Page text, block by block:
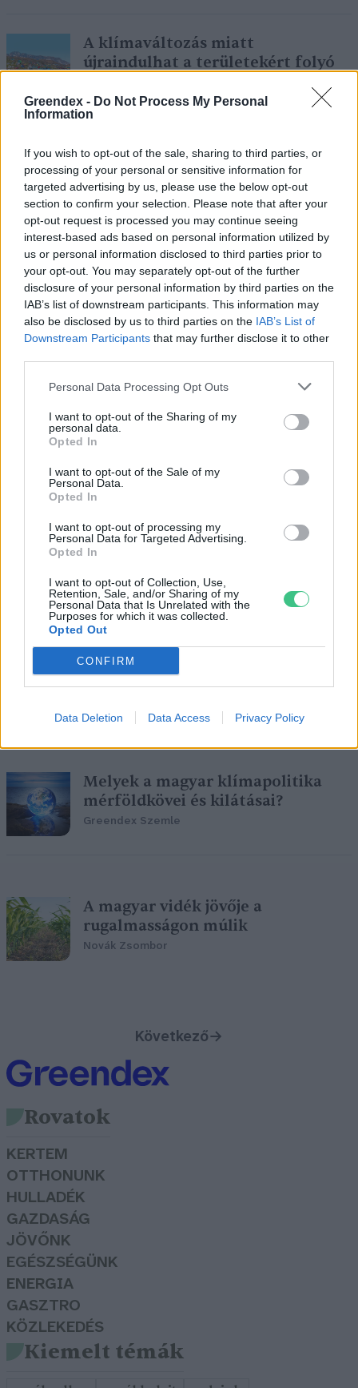
Greendex - Do Not Process My Personal
Information
If you wish to opt-out of the sale, sharing to third parties, or
processing of your personal or sensitive information for
targeted advertising by us, please use the below opt-out
section to confirm your selection. Please note that after your
opt-out request is processed you may continue seeing
interest-based ads based on personal information utilized by
us or personal information disclosed to third parties prior to
your opt-out. You may separately opt-out of the further
disclosure of your personal information by third parties on the
IAB’s list of downstream participants. This information may
also be disclosed by us to third parties on the IAB’s List of
Downstream Participants that may further disclose it to other
Personal Data Processing Opt Outs
I want to opt-out of the Sharing of my
personal data.
Opted In
I want to opt-out of the Sale of my
Personal Data.
Opted In
I want to opt-out of processing my
Personal Data for Targeted Advertising.
Opted In
I want to opt-out of Collection, Use,
Retention, Sale, and/or Sharing of my
Personal Data that Is Unrelated with the
Purposes for which it was collected.
Opted Out
CONFIRM
Data Deletion Data Access Privacy Policy
A klímaváltozás miatt
újraindulhat a területekért folyó
Greendex Szemle
Mit hoz a COP30 a gazdáknak?
Greendex Szemle
Végletesen kibillent a
klímaegyensúly?
Greendex Szemle
őket ezután!
Novák Zsombor
Ilyen amikor az időjárás és a
geopolitika írja az árakat
A klímaváltozás két arca
Greendex Szemle
Melyek a magyar klímapolitika
mérföldkövei és kilátásai?
Greendex Szemle
A magyar vidék jövője a
rugalmasságon múlik
Novák Zsombor
Következő→
Rovatok
KERTEM
OTTHONUNK
HULLADÉK
GAZDASÁG
JÖVŐNK
EGÉSZSÉGÜNK
ENERGIA
GASZTRO
KÖZLEKEDÉS
Kiemelt témák